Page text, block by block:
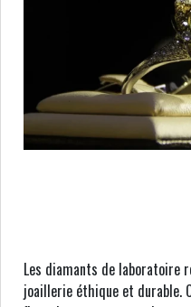
Les diamants de laboratoire
joaillerie éthique et durable.